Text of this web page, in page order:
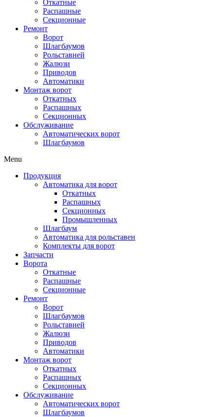
Откатные
Распашные
Секционные
Ремонт
Ворот
Шлагбаумов
Рольставней
Жалюзи
Приводов
Автоматики
Монтаж ворот
Откатных
Распашных
Секционных
Обслуживание
Автоматических ворот
Шлагбаумов
Menu
Продукция
Автоматика для ворот
Откатных
Распашных
Секционных
Промышленных
Шлагбаум
Автоматика для рольставен
Комплекты для ворот
Запчасти
Ворота
Откатные
Распашные
Секционные
Ремонт
Ворот
Шлагбаумов
Рольставней
Жалюзи
Приводов
Автоматики
Монтаж ворот
Откатных
Распашных
Секционных
Обслуживание
Автоматических ворот
Шлагбаумов